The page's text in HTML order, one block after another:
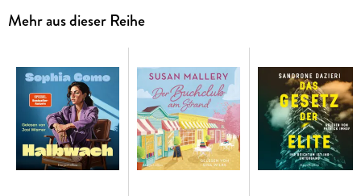
Gegenwart zu reißen droht und Ida Worte finden muss, um
Ottilies Verblassen zu verhindern. Im Schein des Kaminfeuers
beginnt Ida eine Geschichte zu erzählen, die nicht nur
Ottilies alte Wunden zu heilen vermag, sondern auch Ida eine
Antwort auf ihre drängendste Frage liefert jene nach dem
Gewicht der Worte.
Mehr aus dieser Reihe